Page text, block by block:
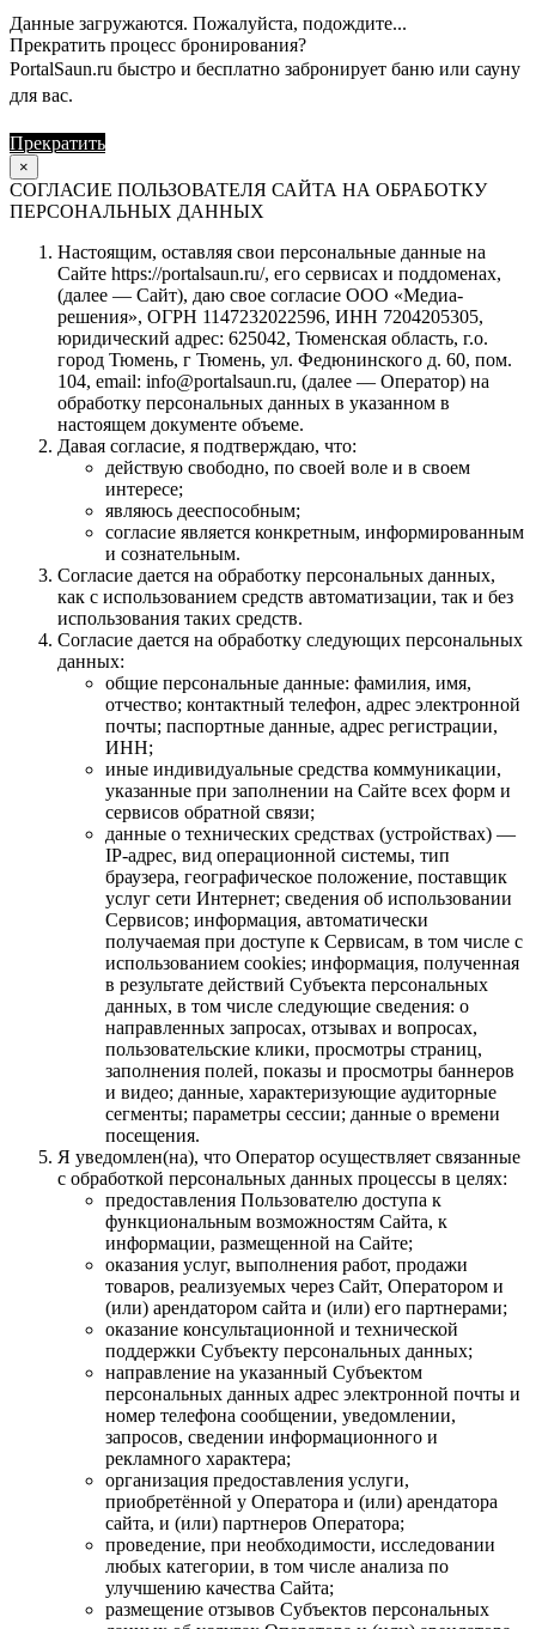
Данные загружаются. Пожалуйста, подождите...
Прекратить процесс бронирования?
PortalSaun.ru быстро и бесплатно забронирует баню или сауну
для вас.
Прекратить
×
СОГЛАСИЕ ПОЛЬЗОВАТЕЛЯ САЙТА НА ОБРАБОТКУ
ПЕРСОНАЛЬНЫХ ДАННЫХ
Настоящим, оставляя свои персональные данные на
Сайте https://portalsaun.ru/, его сервисах и поддоменах,
(далее — Сайт), даю свое согласие ООО «Медиа-
решения», ОГРН 1147232022596, ИНН 7204205305,
юридический адрес: 625042, Тюменская область, г.о.
город Тюмень, г Тюмень, ул. Федюнинского д. 60, пом.
104, email: info@portalsaun.ru, (далее — Оператор) на
обработку персональных данных в указанном в
настоящем документе объеме.
Давая согласие, я подтверждаю, что:
действую свободно, по своей воле и в своем
интересе;
являюсь дееспособным;
согласие является конкретным, информированным
и сознательным.
Согласие дается на обработку персональных данных,
как с использованием средств автоматизации, так и без
использования таких средств.
Согласие дается на обработку следующих персональных
данных:
общие персональные данные: фамилия, имя,
отчество; контактный телефон, адрес электронной
почты; паспортные данные, адрес регистрации,
ИНН;
иные индивидуальные средства коммуникации,
указанные при заполнении на Сайте всех форм и
сервисов обратной связи;
данные о технических средствах (устройствах) —
IP-адрес, вид операционной системы, тип
браузера, географическое положение, поставщик
услуг сети Интернет; сведения об использовании
Сервисов; информация, автоматически
получаемая при доступе к Сервисам, в том числе с
использованием cookies; информация, полученная
в результате действий Субъекта персональных
данных, в том числе следующие сведения: о
направленных запросах, отзывах и вопросах,
пользовательские клики, просмотры страниц,
заполнения полей, показы и просмотры баннеров
и видео; данные, характеризующие аудиторные
сегменты; параметры сессии; данные о времени
посещения.
Я уведомлен(на), что Оператор осуществляет связанные
с обработкой персональных данных процессы в целях:
предоставления Пользователю доступа к
функциональным возможностям Сайта, к
информации, размещенной на Сайте;
оказания услуг, выполнения работ, продажи
товаров, реализуемых через Сайт, Оператором и
(или) арендатором сайта и (или) его партнерами;
оказание консультационной и технической
поддержки Субъекту персональных данных;
направление на указанный Субъектом
персональных данных адрес электронной почты и
номер телефона сообщении, уведомлении,
запросов, сведении информационного и
рекламного характера;
организация предоставления услуги,
приобретённой у Оператора и (или) арендатора
сайта, и (или) партнеров Оператора;
проведение, при необходимости, исследовании
любых категории, в том числе анализа по
улучшению качества Сайта;
размещение отзывов Субъектов персональных